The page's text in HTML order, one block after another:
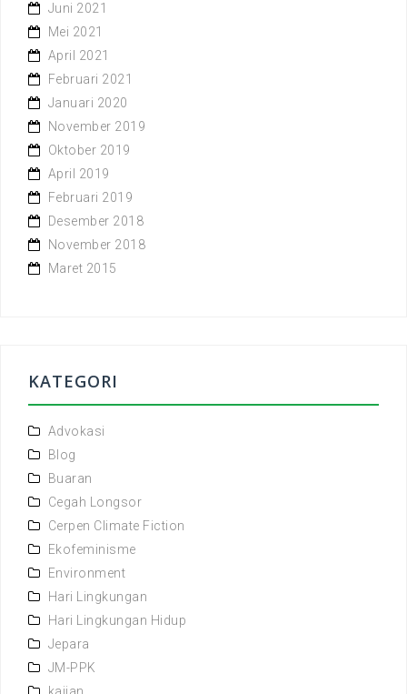
Juni 2021
Mei 2021
April 2021
Februari 2021
Januari 2020
November 2019
Oktober 2019
April 2019
Februari 2019
Desember 2018
November 2018
Maret 2015
KATEGORI
Advokasi
Blog
Buaran
Cegah Longsor
Cerpen Climate Fiction
Ekofeminisme
Environment
Hari Lingkungan
Hari Lingkungan Hidup
Jepara
JM-PPK